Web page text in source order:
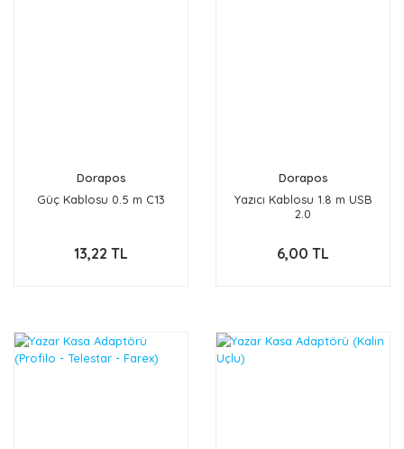
Dorapos
Güç Kablosu 0.5 m C13
13,22 TL
Dorapos
Yazıcı Kablosu 1.8 m USB
2.0
6,00 TL